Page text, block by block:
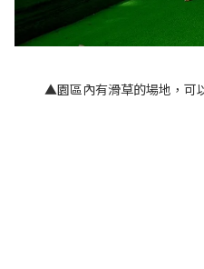
▲園區內有滑草的場地，可